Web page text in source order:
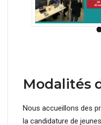
Modalités
Nous accueillons des
la candidature de